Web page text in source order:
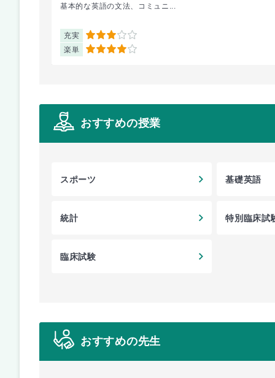
基本的な英語の文法、コミュニ...
充実 3
楽単 4
おすすめの授業
スポーツ 基礎英語
統計 特別臨床試
臨床試験
おすすめの先生